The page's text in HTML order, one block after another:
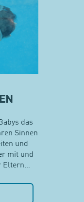
das
Sinnen
und
mit und
Eltern…